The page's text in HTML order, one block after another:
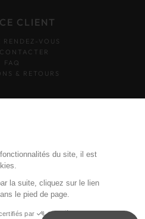
CLIENT
RENDEZ-VOUS
FAQ
& RETOURS